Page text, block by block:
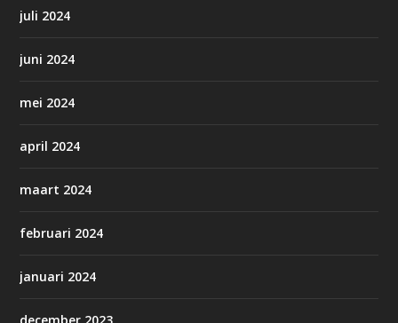
juli 2024
juni 2024
mei 2024
april 2024
maart 2024
februari 2024
januari 2024